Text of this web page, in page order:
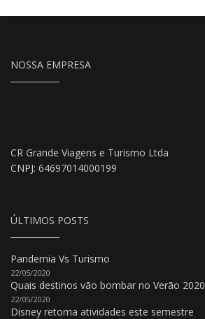
NOSSA EMPRESA
CR Grande Viagens e Turismo Ltda
CNPJ: 64697014000199
ÚLTIMOS POSTS
Pandemia Vs Turismo
22/05/2020
Quais destinos vão bombar no Verão 2020
22/05/2020
Disney retoma atividades este semestre